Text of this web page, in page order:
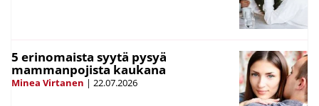
5 erinomaista syytä pysyä
mammanpojista kaukana
Minea Virtanen | 22.07.2026